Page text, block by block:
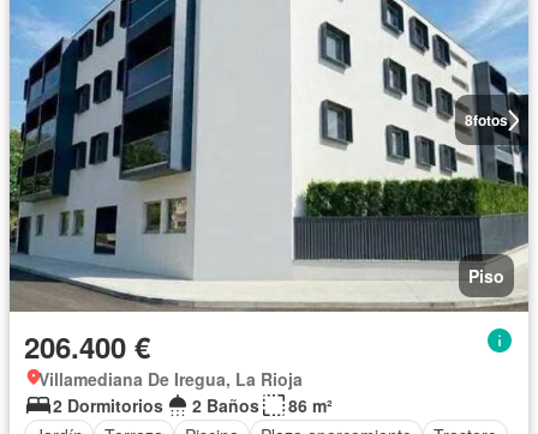
8fotos
Piso
206.400 €
Villamediana De Iregua, La Rioja
2 Dormitorios
2 Baños
86 m²